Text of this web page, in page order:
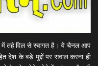
तहे दिल से स्वागत है। ये चैनल आप
देश के बड़े मुद्दों पर सवाल करना ही